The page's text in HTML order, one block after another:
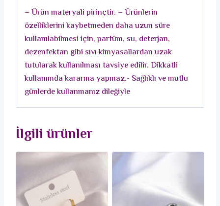
– Ürün materyali pirinçtir. – Ürünlerin
özelliklerini kaybetmeden daha uzun süre
kullanılabilmesi için, parfüm, su, deterjan,
dezenfektan gibi sıvı kimyasallardan uzak
tutularak kullanılması tavsiye edilir. Dikkatli
kullanımda kararma yapmaz.- Sağlıklı ve mutlu
günlerde kullanmanız dileğiyle
İlgili ürünler